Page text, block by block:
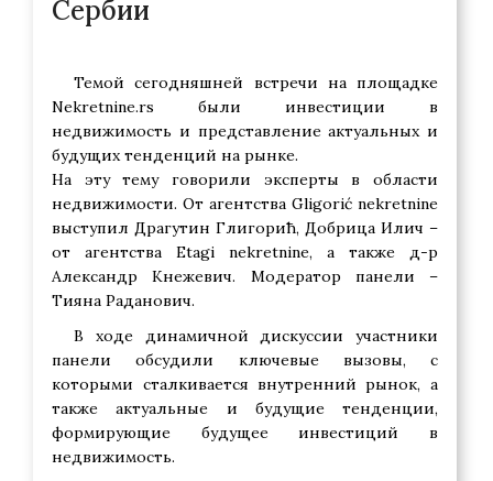
Сербии
Темой сегодняшней встречи на площадке
Nekretnine.rs были инвестиции в
недвижимость и представление актуальных и
будущих тенденций на рынке.
На эту тему говорили эксперты в области
недвижимости. От агентства Gligorić nekretnine
выступил Драгутин Глигорић, Добрица Илич –
от агентства Etagi nekretnine, а также д-р
Александр Кнежевич. Модератор панели –
Тияна Раданович.
В ходе динамичной дискуссии участники
панели обсудили ключевые вызовы, с
которыми сталкивается внутренний рынок, а
также актуальные и будущие тенденции,
формирующие будущее инвестиций в
недвижимость.